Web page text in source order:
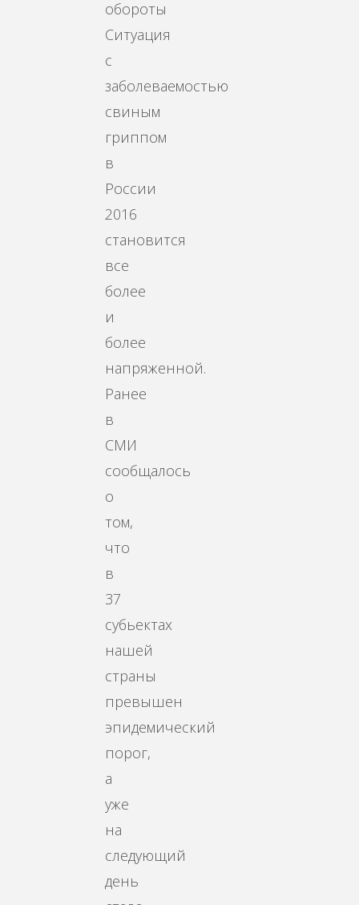
обороты
Ситуация
с
заболеваемостью
свиным
гриппом
в
России
2016
становится
все
более
и
более
напряженной.
Ранее
в
СМИ
сообщалось
о
том,
что
в
37
субьектах
нашей
страны
превышен
эпидемический
порог,
а
уже
на
следующий
день